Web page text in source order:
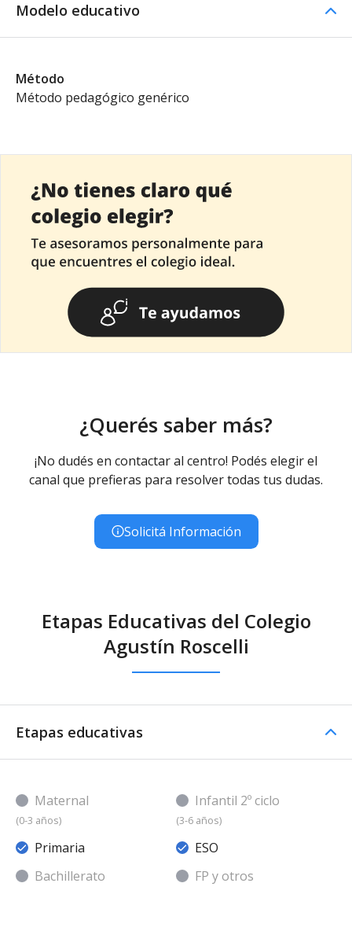
Modelo educativo
Método
Método pedagógico genérico
¿Querés saber más?
¡No dudés en contactar al centro! Podés elegir el
canal que prefieras para resolver todas tus dudas.
Solicitá Información
Etapas Educativas del Colegio
Agustín Roscelli
Etapas educativas
Maternal
(0-3 años)
Infantil 2º ciclo
(3-6 años)
Primaria
ESO
Bachillerato
FP y otros